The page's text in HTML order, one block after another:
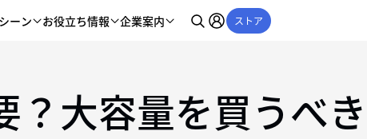
ーン お役立ち情報 企業案内 ストア
？大容量を買うべき